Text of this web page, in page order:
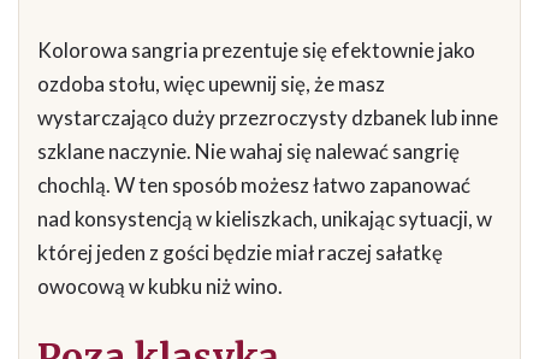
Kolorowa sangria prezentuje się efektownie jako
ozdoba stołu, więc upewnij się, że masz
wystarczająco duży przezroczysty dzbanek lub inne
szklane naczynie. Nie wahaj się nalewać sangrię
chochlą. W ten sposób możesz łatwo zapanować
nad konsystencją w kieliszkach, unikając sytuacji, w
której jeden z gości będzie miał raczej sałatkę
owocową w kubku niż wino.